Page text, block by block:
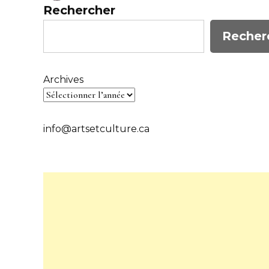
Rechercher
Archives
info@artsetculture.ca